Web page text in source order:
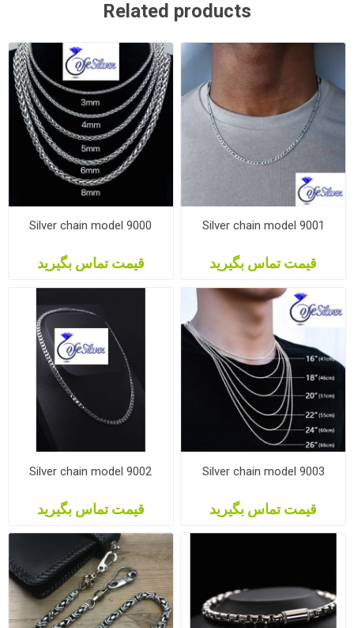
Related products
Silver chain model 9000
قیمت تماس بگیرید
Silver chain model 9001
قیمت تماس بگیرید
Silver chain model 9002
قیمت تماس بگیرید
Silver chain model 9003
قیمت تماس بگیرید